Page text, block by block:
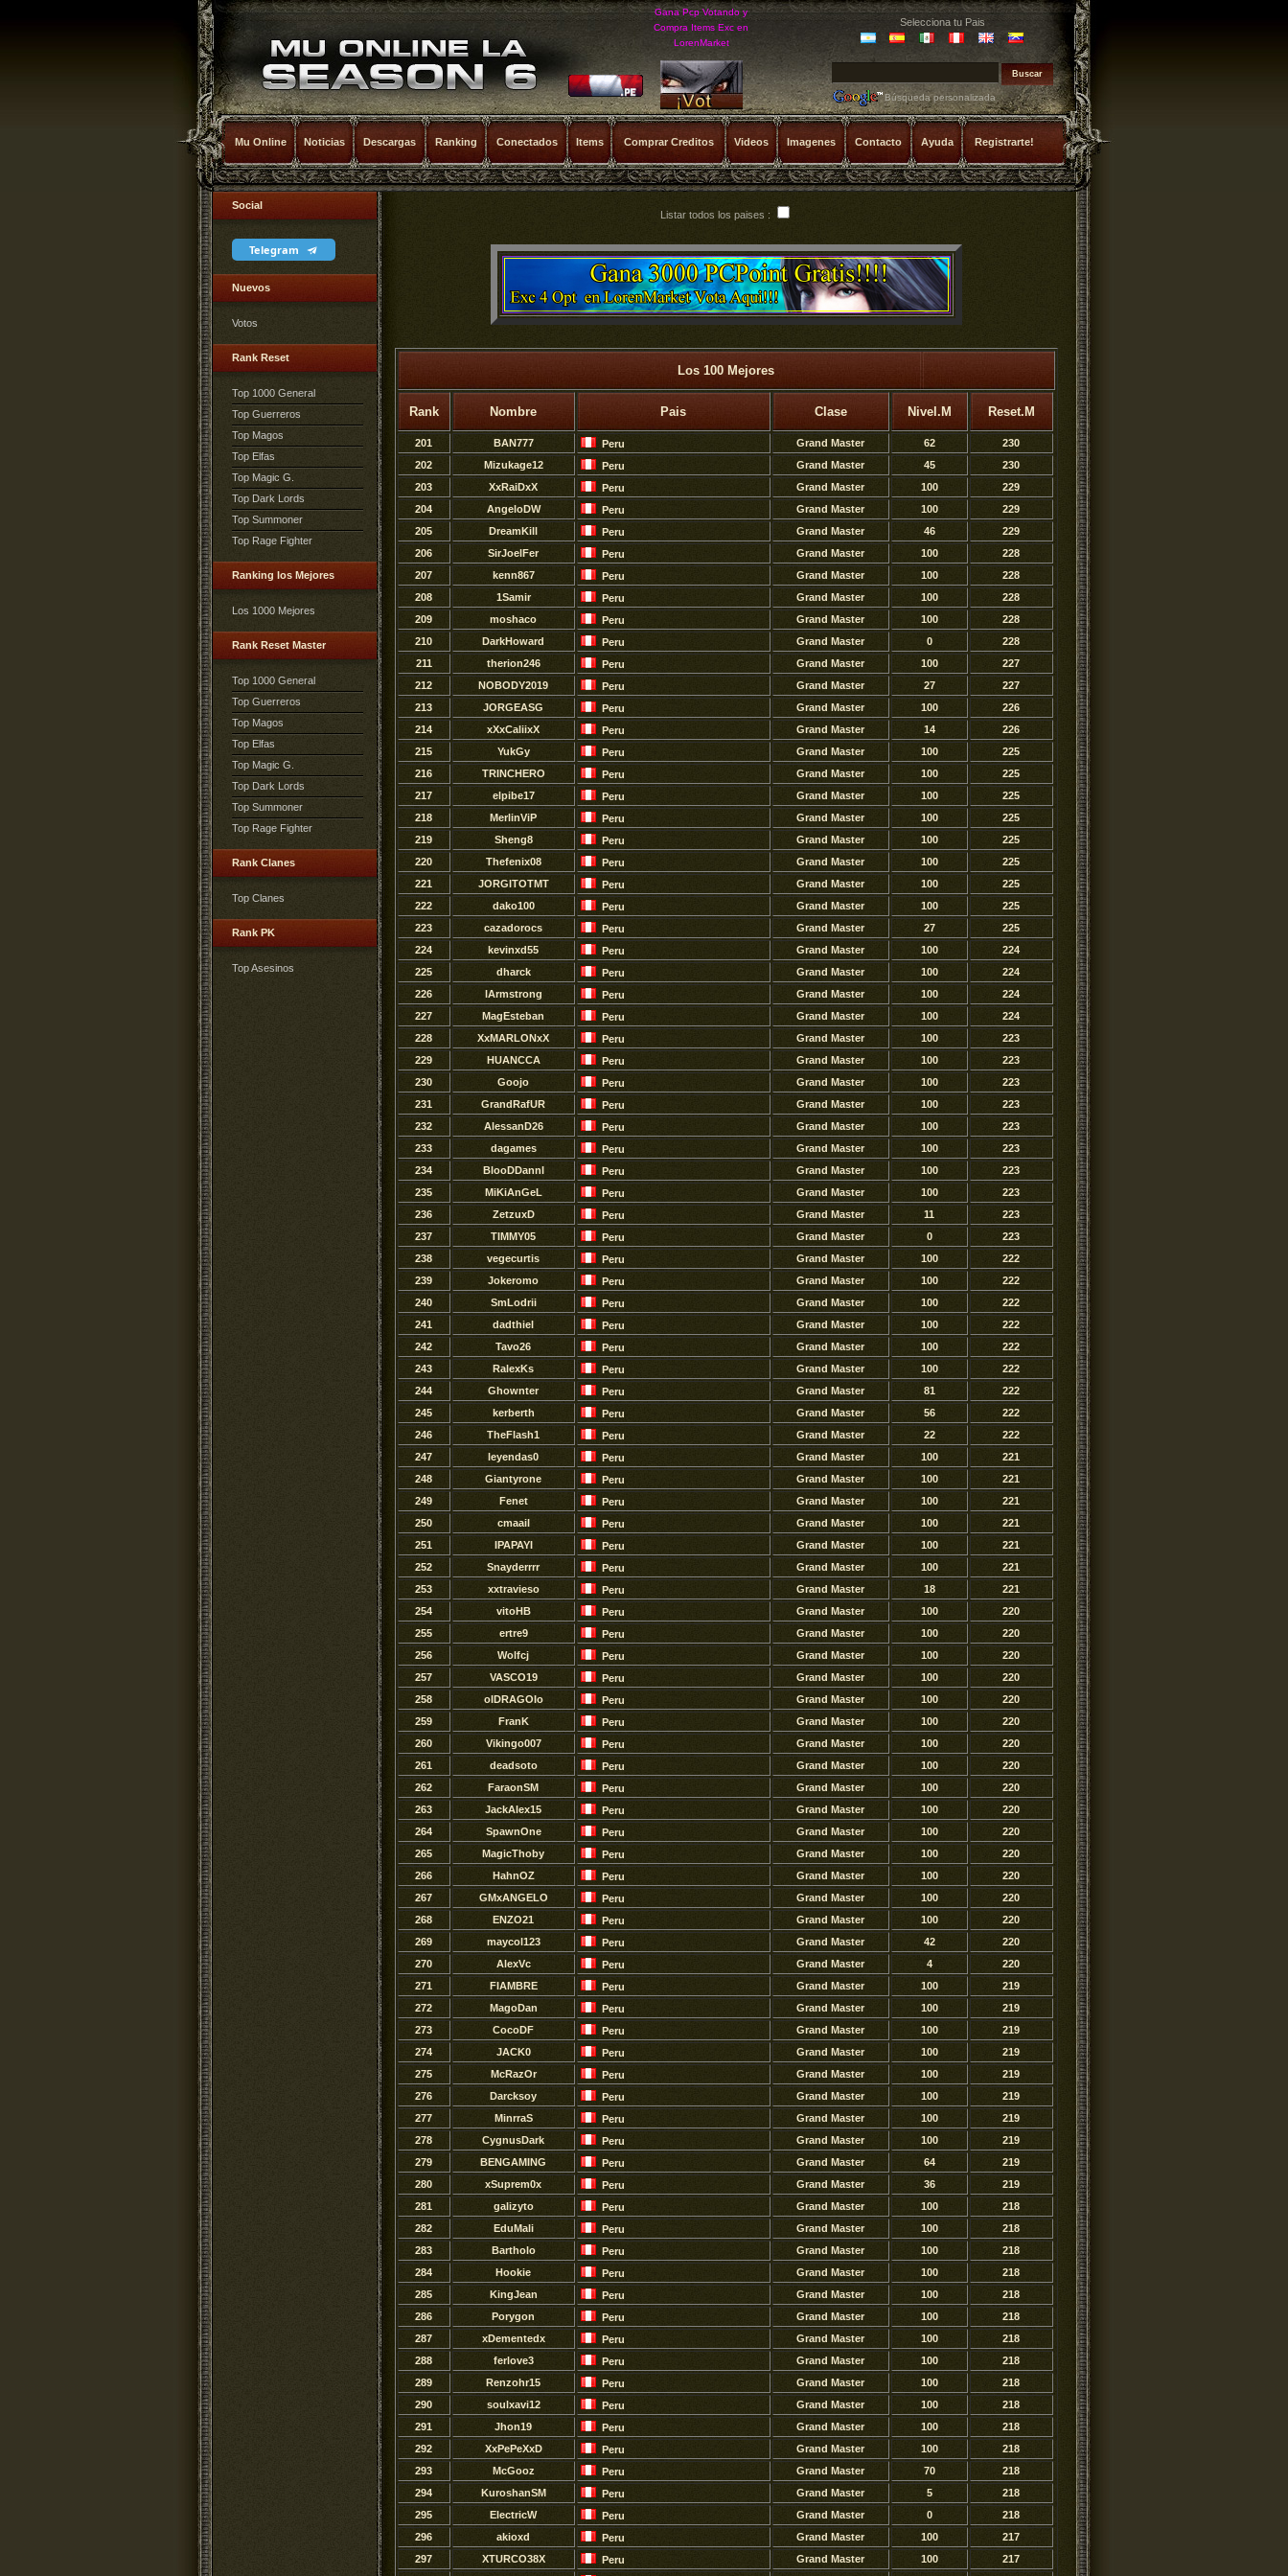
Gana Pcp Votando y
Compra Items Exc en
LorenMarket
Selecciona tu Pais
Búsqueda personalizada
Mu Online Noticias Descargas Ranking Conectados Items Comprar Creditos Videos Imagenes Contacto Ayuda Registrarte!
Social
Telegram
Nuevos
Votos
Rank Reset
Top 1000 General
Top Guerreros
Top Magos
Top Elfas
Top Magic G.
Top Dark Lords
Top Summoner
Top Rage Fighter
Ranking los Mejores
Los 1000 Mejores
Rank Reset Master
Top 1000 General
Top Guerreros
Top Magos
Top Elfas
Top Magic G.
Top Dark Lords
Top Summoner
Top Rage Fighter
Rank Clanes
Top Clanes
Rank PK
Top Asesinos
Listar todos los paises :
Los 100 Mejores
Rank Nombre Pais Clase Nivel.M Reset.M
201 BAN777 Peru Grand Master 62
230
202
Mizukage12 Peru Grand Master 45
230
203
XxRaiDxX Peru Grand Master 100
229
204
AngeloDW Peru Grand Master 100
229
205
DreamKill Peru Grand Master 46
229
206
SirJoelFer Peru Grand Master 100
228
207
kenn867 Peru Grand Master 100
228
208
1Samir Peru Grand Master 100
228
209
moshaco Peru Grand Master 100
228
210
DarkHoward Peru Grand Master 0
228
211
therion246 Peru Grand Master 100
227
212
NOBODY2019 Peru Grand Master 27
227
213
JORGEASG Peru Grand Master 100
226
214
xXxCaliixX Peru Grand Master 14
226
215
YukGy Peru Grand Master 100
225
216
TRINCHERO Peru Grand Master 100
225
217
elpibe17 Peru Grand Master 100
225
218
MerlinViP Peru Grand Master 100
225
219
Sheng8 Peru Grand Master 100
225
220
Thefenix08 Peru Grand Master 100
225
221
JORGITOTMT Peru Grand Master 100
225
222
dako100 Peru Grand Master 100
225
223
cazadorocs Peru Grand Master 27
225
224
kevinxd55 Peru Grand Master 100
224
225
dharck Peru Grand Master 100
224
226
lArmstrong Peru Grand Master 100
224
227
MagEsteban Peru Grand Master 100
224
228
XxMARLONxX Peru Grand Master 100
223
229
HUANCCA Peru Grand Master 100
223
230
Goojo Peru Grand Master 100
223
231
GrandRafUR Peru Grand Master 100
223
232
AlessanD26 Peru Grand Master 100
223
233
dagames Peru Grand Master 100
223
234
BlooDDannI Peru Grand Master 100
223
235
MiKiAnGeL Peru Grand Master 100
223
236
ZetzuxD Peru Grand Master 11
223
237
TIMMY05 Peru Grand Master 0
223
238
vegecurtis Peru Grand Master 100
222
239
Jokeromo Peru Grand Master 100
222
240
SmLodrii Peru Grand Master 100
222
241
dadthiel Peru Grand Master 100
222
242
Tavo26 Peru Grand Master 100
222
243
RalexKs Peru Grand Master 100
222
244
Ghownter Peru Grand Master 81
222
245
kerberth Peru Grand Master 56
222
246
TheFlash1 Peru Grand Master 22
222
247
leyendas0 Peru Grand Master 100
221
248
Giantyrone Peru Grand Master 100
221
249
Fenet Peru Grand Master 100
221
250
cmaail Peru Grand Master 100
221
251
IPAPAYI Peru Grand Master 100
221
252
Snayderrrr Peru Grand Master 100
221
253
xxtravieso Peru Grand Master 18
221
254
vitoHB Peru Grand Master 100
220
255
ertre9 Peru Grand Master 100
220
256
Wolfcj Peru Grand Master 100
220
257
VASCO19 Peru Grand Master 100
220
258
oIDRAGOIo Peru Grand Master 100
220
259
FranK Peru Grand Master 100
220
260
Vikingo007 Peru Grand Master 100
220
261
deadsoto Peru Grand Master 100
220
262
FaraonSM Peru Grand Master 100
220
263
JackAlex15 Peru Grand Master 100
220
264
SpawnOne Peru Grand Master 100
220
265
MagicThoby Peru Grand Master 100
220
266
HahnOZ Peru Grand Master 100
220
267
GMxANGELO Peru Grand Master 100
220
268
ENZO21 Peru Grand Master 100
220
269
maycol123 Peru Grand Master 42
220
270
AlexVc Peru Grand Master 4
220
271
FIAMBRE Peru Grand Master 100
219
272
MagoDan Peru Grand Master 100
219
273
CocoDF Peru Grand Master 100
219
274
JACK0 Peru Grand Master 100
219
275
McRazOr Peru Grand Master 100
219
276
Darcksoy Peru Grand Master 100
219
277
MinrraS Peru Grand Master 100
219
278
CygnusDark Peru Grand Master 100
219
279
BENGAMING Peru Grand Master 64
219
280
xSuprem0x Peru Grand Master 36
219
281
galizyto Peru Grand Master 100
218
282
EduMali Peru Grand Master 100
218
283
Bartholo Peru Grand Master 100
218
284
Hookie Peru Grand Master 100
218
285
KingJean Peru Grand Master 100
218
286
Porygon Peru Grand Master 100
218
287
xDementedx Peru Grand Master 100
218
288
ferlove3 Peru Grand Master 100
218
289
Renzohr15 Peru Grand Master 100
218
290
soulxavi12 Peru Grand Master 100
218
291
Jhon19 Peru Grand Master 100
218
292
XxPePeXxD Peru Grand Master 100
218
293
McGooz Peru Grand Master 70
218
294
KuroshanSM Peru Grand Master 5
218
295
ElectricW Peru Grand Master 0
218
296
akioxd Peru Grand Master 100
217
297
XTURCO38X Peru Grand Master 100
217